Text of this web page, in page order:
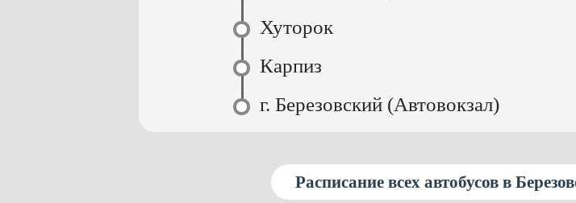
Хуторок
Карпиз
г. Березовский (Автовокзал)
Расписание всех автобусов в